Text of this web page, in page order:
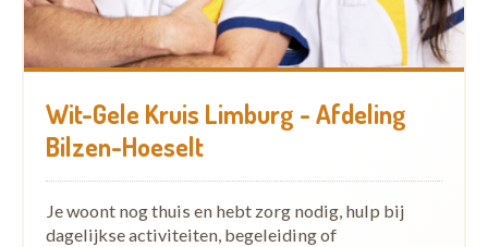
Wit-Gele Kruis Limburg - Afdeling
Bilzen-Hoeselt
Je woont nog thuis en hebt zorg nodig, hulp bij
dagelijkse activiteiten, begeleiding of